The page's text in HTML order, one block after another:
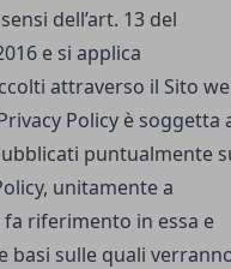
dell’art. 13 del
e si applica
attraverso il Sito
Policy è soggetta
puntualmente
unitamente a
riferimento in essa e
basi sulle quali